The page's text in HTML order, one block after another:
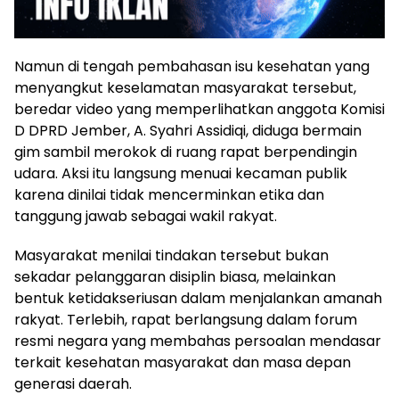
Namun di tengah pembahasan isu kesehatan yang
menyangkut keselamatan masyarakat tersebut,
beredar video yang memperlihatkan anggota Komisi
D DPRD Jember, A. Syahri Assidiqi, diduga bermain
gim sambil merokok di ruang rapat berpendingin
udara. Aksi itu langsung menuai kecaman publik
karena dinilai tidak mencerminkan etika dan
tanggung jawab sebagai wakil rakyat.
Masyarakat menilai tindakan tersebut bukan
sekadar pelanggaran disiplin biasa, melainkan
bentuk ketidakseriusan dalam menjalankan amanah
rakyat. Terlebih, rapat berlangsung dalam forum
resmi negara yang membahas persoalan mendasar
terkait kesehatan masyarakat dan masa depan
generasi daerah.